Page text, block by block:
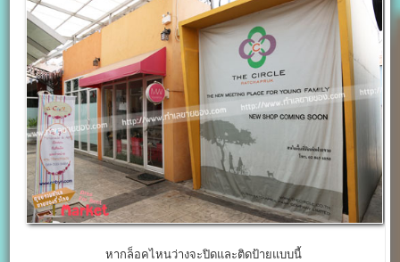
หากล็อคไหนว่างจะปิดและติดป้ายแบบนี้